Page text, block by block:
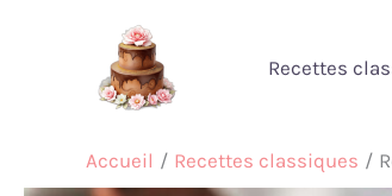
Recettes
Accueil Recettes classiques